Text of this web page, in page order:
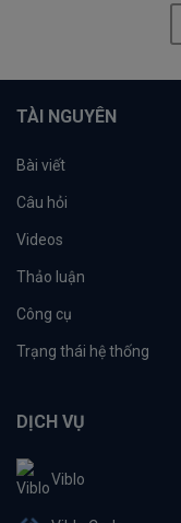
TÀI NGUYÊN
Bài viết
Câu hỏi
Videos
Thảo luận
Công cụ
Trạng thái hệ thống
DỊCH VỤ
Viblo